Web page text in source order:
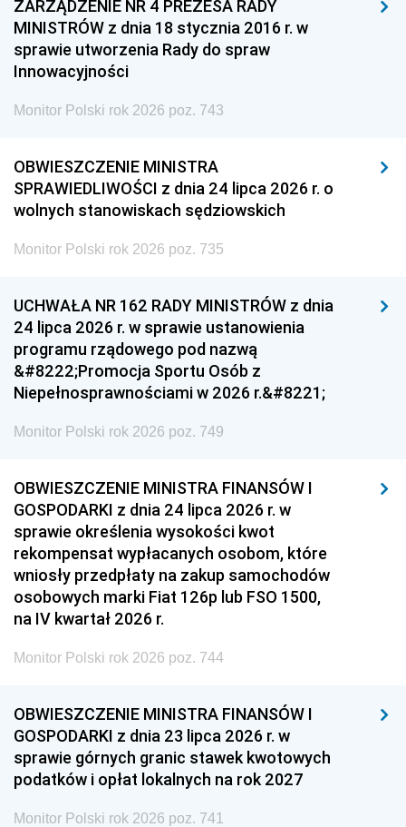
ZARZĄDZENIE NR 4 PREZESA RADY
MINISTRÓW z dnia 18 stycznia 2016 r. w
sprawie utworzenia Rady do spraw
Innowacyjności
Monitor Polski rok 2026 poz. 743
OBWIESZCZENIE MINISTRA
SPRAWIEDLIWOŚCI z dnia 24 lipca 2026 r. o
wolnych stanowiskach sędziowskich
Monitor Polski rok 2026 poz. 735
UCHWAŁA NR 162 RADY MINISTRÓW z dnia
24 lipca 2026 r. w sprawie ustanowienia
programu rządowego pod nazwą
&#8222;Promocja Sportu Osób z
Niepełnosprawnościami w 2026 r.&#8221;
Monitor Polski rok 2026 poz. 749
OBWIESZCZENIE MINISTRA FINANSÓW I
GOSPODARKI z dnia 24 lipca 2026 r. w
sprawie określenia wysokości kwot
rekompensat wypłacanych osobom, które
wniosły przedpłaty na zakup samochodów
osobowych marki Fiat 126p lub FSO 1500,
na IV kwartał 2026 r.
Monitor Polski rok 2026 poz. 744
OBWIESZCZENIE MINISTRA FINANSÓW I
GOSPODARKI z dnia 23 lipca 2026 r. w
sprawie górnych granic stawek kwotowych
podatków i opłat lokalnych na rok 2027
Monitor Polski rok 2026 poz. 741